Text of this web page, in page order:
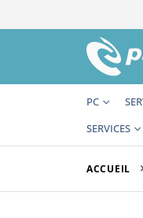
PC
SERVICES
ACCUEIL